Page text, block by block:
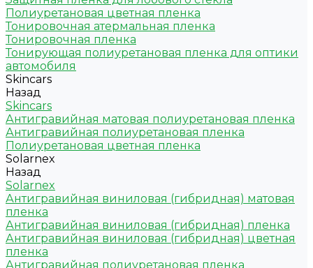
Полиуретановая цветная пленка
Тонировочная атермальная пленка
Тонировочная пленка
Тонирующая полиуретановая пленка для оптики
автомобиля
Skincars
Назад
Skincars
Антигравийная матовая полиуретановая пленка
Антигравийная полиуретановая пленка
Полиуретановая цветная пленка
Solarnex
Назад
Solarnex
Антигравийная виниловая (гибридная) матовая
пленка
Антигравийная виниловая (гибридная) пленка
Антигравийная виниловая (гибридная) цветная
пленка
Антигравийная полиуретановая пленка